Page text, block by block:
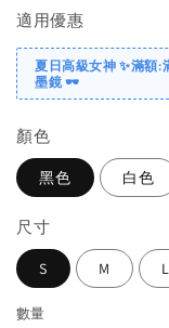
適用優惠
夏日高級女神 ✨滿額:
墨鏡 🕶️
顏色
黑色 白色
尺寸
S M L
數量